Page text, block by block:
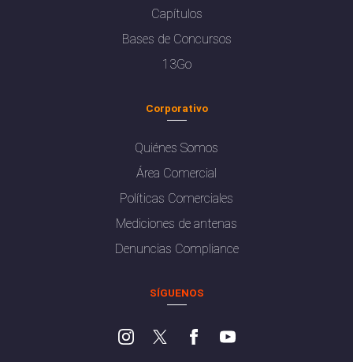
Capítulos
Bases de Concursos
13Go
Corporativo
Quiénes Somos
Área Comercial
Políticas Comerciales
Mediciones de antenas
Denuncias Compliance
SÍGUENOS